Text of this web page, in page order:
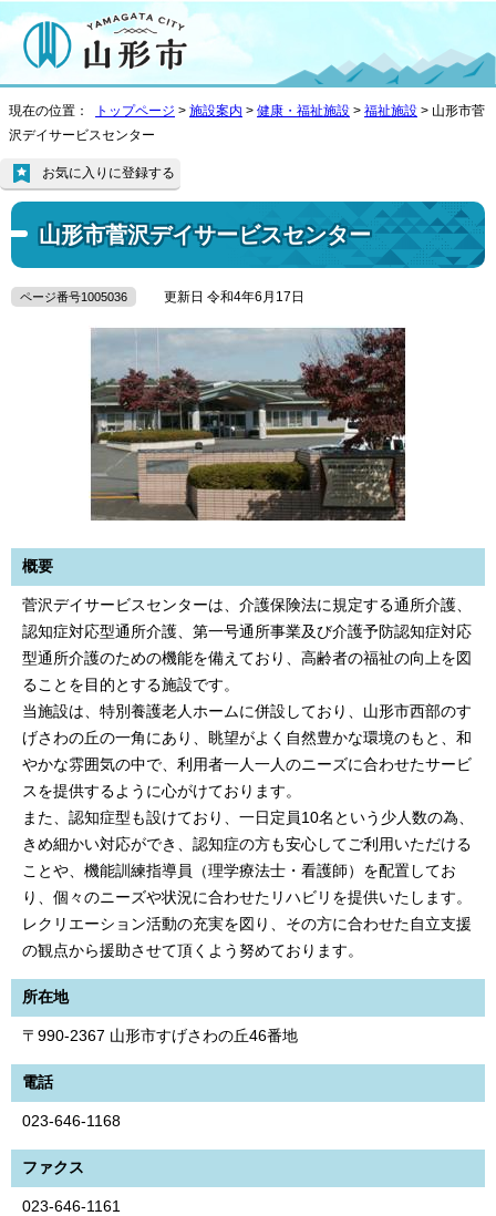
現在の位置： トップページ > 施設案内 > 健康・福祉施設 > 福祉施設 > 山形市菅
沢デイサービスセンター
山形市菅沢デイサービスセンター
お気に入りに登録する
ページ番号1005036 更新日 令和4年6月17日
概要
菅沢デイサービスセンターは、介護保険法に規定する通所介護、
認知症対応型通所介護、第一号通所事業及び介護予防認知症対応
型通所介護のための機能を備えており、高齢者の福祉の向上を図
ることを目的とする施設です。
当施設は、特別養護老人ホームに併設しており、山形市西部のす
げさわの丘の一角にあり、眺望がよく自然豊かな環境のもと、和
やかな雰囲気の中で、利用者一人一人のニーズに合わせたサービ
スを提供するように心がけております。
また、認知症型も設けており、一日定員10名という少人数の為、
きめ細かい対応ができ、認知症の方も安心してご利用いただける
ことや、機能訓練指導員（理学療法士・看護師）を配置してお
り、個々のニーズや状況に合わせたリハビリを提供いたします。
レクリエーション活動の充実を図り、その方に合わせた自立支援
の観点から援助させて頂くよう努めております。
所在地
〒990-2367 山形市すげさわの丘46番地
電話
023-646-1168
ファクス
023-646-1161